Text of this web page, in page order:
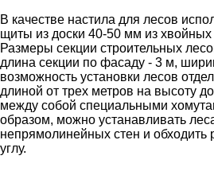
В качестве настила для лесов
щиты из доски 40-50 мм из
Размеры секции строительных
длина секции по фасаду - 3 м,
возможность установки лесов
длиной от трех метров на высоту
между собой специальными
образом, можно устанавливать
непрямолинейных стен и
углу.